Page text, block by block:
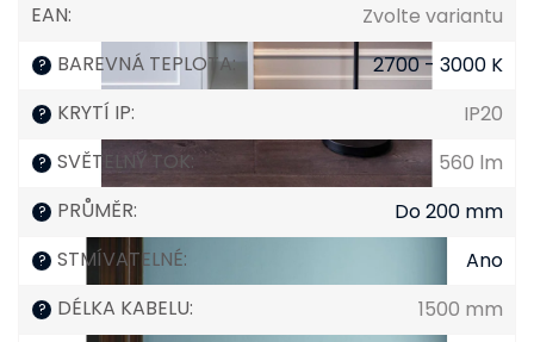
EAN: Zvolte variantu
? BAREVNÁ TEPLOTA: 2700 - 3000 K
? KRYTÍ IP: IP20
? SVĚTELNÝ TOK: 560 lm
? PRŮMĚR: Do 200 mm
? STMÍVATELNÉ: Ano
? DÉLKA KABELU:
1500 mm